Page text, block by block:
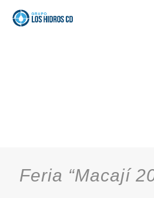
Feria “Macají